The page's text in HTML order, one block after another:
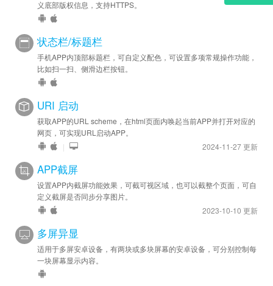
义底部版权信息，支持HTTPS。
状态栏/标题栏
手机APP内顶部标题栏，可自定义配色，可设置多项常规操作功能，
比如扫一扫、侧滑边栏按钮。
URI 启动
获取APP的URL scheme，在html页面内唤起当前APP并打开对应的
网页，可实现URL启动APP。
|
2024-11-27 更新
APP截屏
设置APP内截屏功能效果，可截可视区域，也可以截整个页面，可自
定义截屏是否同步分享图片。
2023-10-10 更新
多屏异显
适用于多屏安卓设备，有两块或多块屏幕的安卓设备，可分别控制每
一块屏幕显示内容。